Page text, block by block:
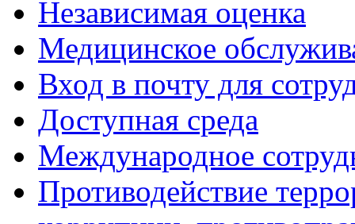
Независимая оценка
Медицинское
Вход в почту для
Доступная среда
Международное
Противодействие